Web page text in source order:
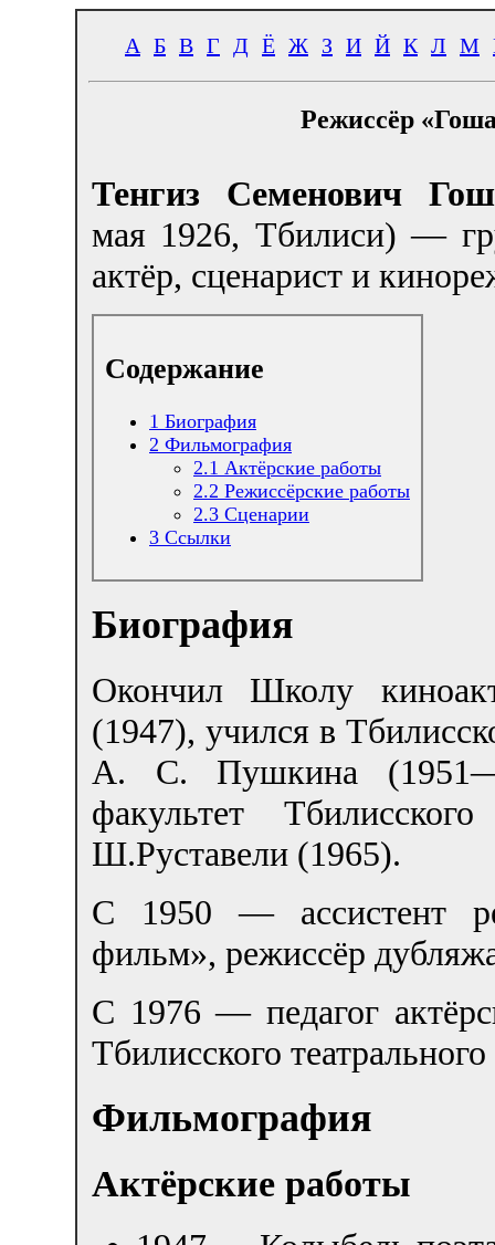
А Б В Г Д Ё Ж З И Й К Л М
Режиссёр
Тенгиз Семенович
мая 1926, Тбилиси) —
актёр, сценарист и
Содержание
1 Биография
2 Фильмография
2.1 Актёрские работы
2.2 Режиссёрские работы
2.3 Сценарии
3 Ссылки
Биография
Окончил Школу
(1947), учился в
А. С. Пушкина
факультет
Ш.Руставели (1965).
С 1950 — ассистент
фильм», режиссёр
С 1976 — педагог
Тбилисского
Фильмография
Актёрские работы